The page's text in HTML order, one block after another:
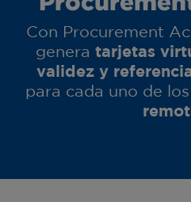
Con Procurement
genera tarjetas
validezy
para cada uno de los